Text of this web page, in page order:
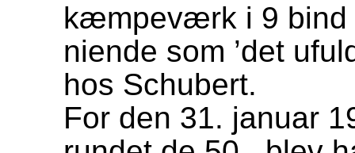
kæmpeværk i 9 bind
niende som ’det
hos Schubert.
For den 31. januar